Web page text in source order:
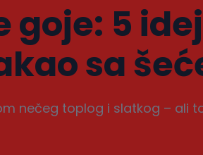
goje: 5
sa
nečeg toplog i slatkog – ali